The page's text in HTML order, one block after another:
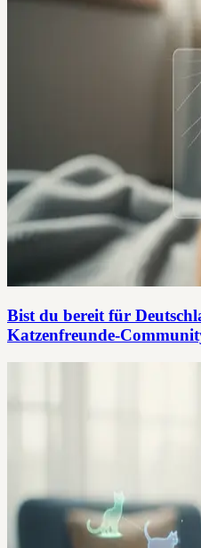
Bist du bereit für
Katzenfreunde-